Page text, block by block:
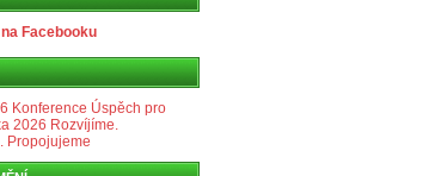
Facebooku
Konference Úspěch pro
2026 Rozvíjíme.
Propojujeme